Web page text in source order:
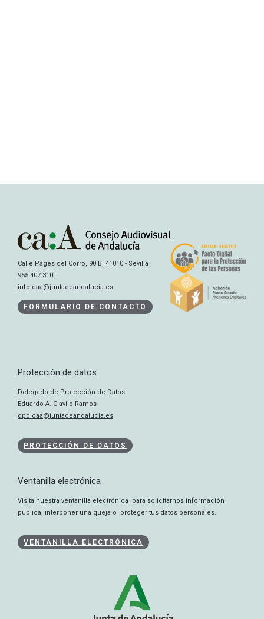
Calle Pagés del Corro, 90 B, 41010 - Sevilla
955 407 310
info.caa@juntadeandalucia.es
FORMULARIO DE CONTACTO
Protección de datos
Delegado de Protección de Datos
Eduardo A. Clavijo Ramos
dpd.caa@juntadeandalucia.es
PROTECCIÓN DE DATOS
Ventanilla electrónica
Visita nuestra ventanilla electrónica para solicitarnos información
pública, interponer una queja o proteger tus datos personales.
VENTANILLA ELECTRÓNICA